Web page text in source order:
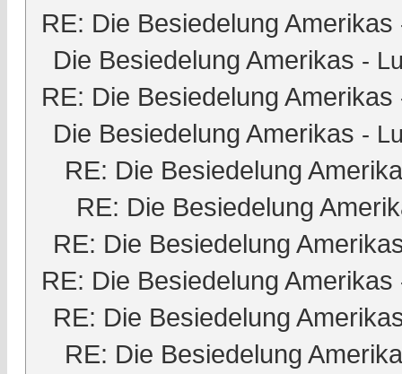
RE: Die Besiedelung Amerikas
Die Besiedelung Amerikas -
RE: Die Besiedelung Amerikas
Die Besiedelung Amerikas -
RE: Die Besiedelung
RE: Die Besiedelung
RE: Die Besiedelung
RE: Die Besiedelung Amerikas
RE: Die Besiedelung
RE: Die Besiedelung